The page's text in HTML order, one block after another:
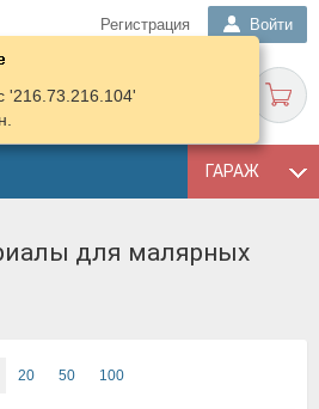
Регистрация Войти
ГАРАЖ
'216.73.216.104'
для малярных
20 50 100